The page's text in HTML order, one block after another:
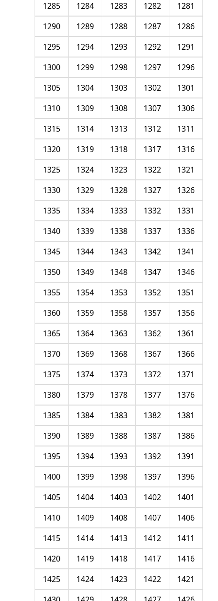
1281
1282
1283
1284
1285
1286
1287
1288
1289
1290
1291
1292
1293
1294
1295
1296
1297
1298
1299
1300
1301
1302
1303
1304
1305
1306
1307
1308
1309
1310
1311
1312
1313
1314
1315
1316
1317
1318
1319
1320
1321
1322
1323
1324
1325
1326
1327
1328
1329
1330
1331
1332
1333
1334
1335
1336
1337
1338
1339
1340
1341
1342
1343
1344
1345
1346
1347
1348
1349
1350
1351
1352
1353
1354
1355
1356
1357
1358
1359
1360
1361
1362
1363
1364
1365
1366
1367
1368
1369
1370
1371
1372
1373
1374
1375
1376
1377
1378
1379
1380
1381
1382
1383
1384
1385
1386
1387
1388
1389
1390
1391
1392
1393
1394
1395
1396
1397
1398
1399
1400
1401
1402
1403
1404
1405
1406
1407
1408
1409
1410
1411
1412
1413
1414
1415
1416
1417
1418
1419
1420
1421
1422
1423
1424
1425